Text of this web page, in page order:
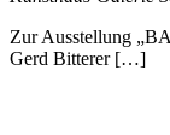
Zur Ausstellung
Gerd Bitterer […]